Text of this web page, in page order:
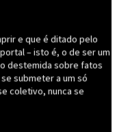
e que é ditado pelo
– isto é, o de ser um
destemida sobre fatos
submeter a um só
coletivo, nunca se